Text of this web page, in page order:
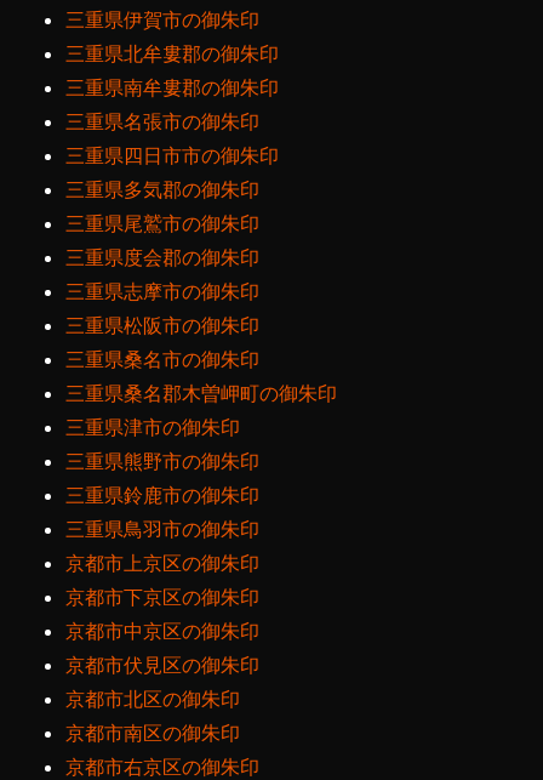
三重県伊賀市の御朱印
三重県北牟婁郡の御朱印
三重県南牟婁郡の御朱印
三重県名張市の御朱印
三重県四日市市の御朱印
三重県多気郡の御朱印
三重県尾鷲市の御朱印
三重県度会郡の御朱印
三重県志摩市の御朱印
三重県松阪市の御朱印
三重県桑名市の御朱印
三重県桑名郡木曽岬町の御朱印
三重県津市の御朱印
三重県熊野市の御朱印
三重県鈴鹿市の御朱印
三重県鳥羽市の御朱印
京都市上京区の御朱印
京都市下京区の御朱印
京都市中京区の御朱印
京都市伏見区の御朱印
京都市北区の御朱印
京都市南区の御朱印
京都市右京区の御朱印